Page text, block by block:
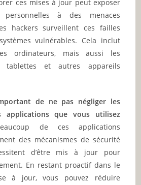
ces mises à jour peut exposer
personnelles à des menaces
hackers surveillent ces failles
vulnérables. Cela inclut
ordinateurs, mais aussi les
tablettes et autres appareils
de ne pas négliger les
applications que vous utilisez
de ces applications
des mécanismes de sécurité
d’être mis à jour pour
En restant proactif dans le
à jour, vous pouvez réduire